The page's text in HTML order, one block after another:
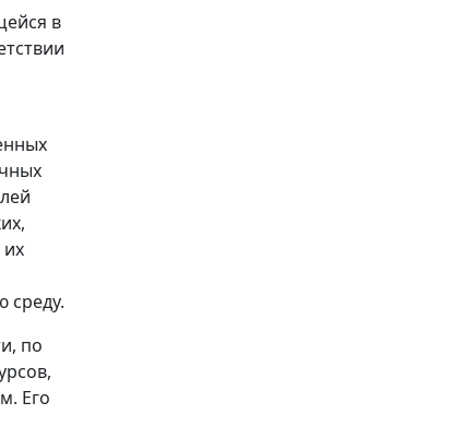
в
среду.
по
Его